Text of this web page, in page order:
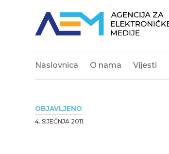
Naslovnica O nama Vijesti
OBJAVLJENO
4. SIJEČNJA 2011.